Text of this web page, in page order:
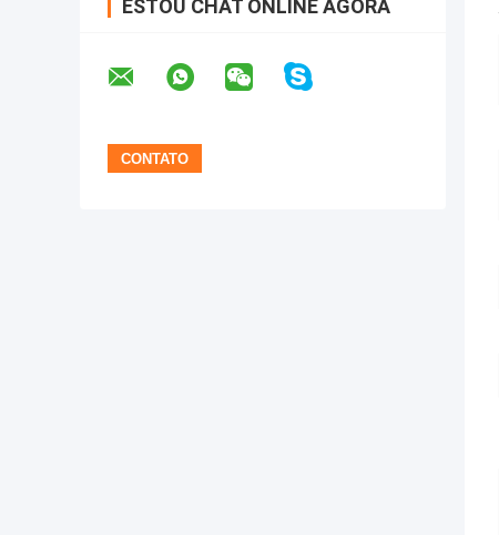
ESTOU CHAT ONLINE AGORA